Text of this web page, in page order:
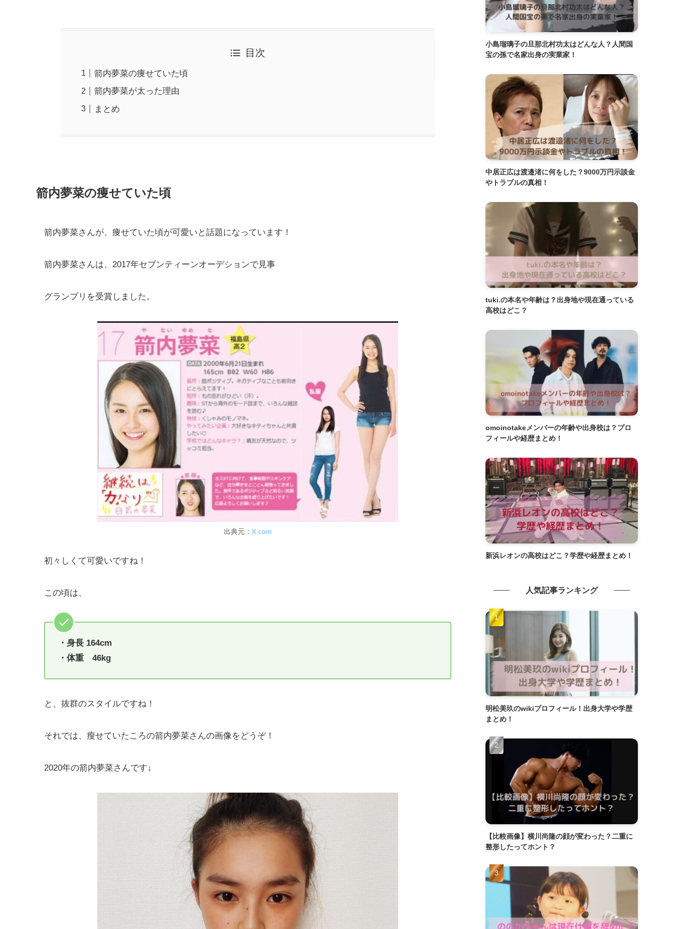
目次
箭内夢菜の痩せていた頃
箭内夢菜が太った理由
まとめ
箭内夢菜の痩せていた頃
箭内夢菜さんが、痩せていた頃が可愛いと話題になっています！
箭内夢菜さんは、2017年セブンティーンオーデションで見事
グランプリを受賞しました。
出典元： X.com
初々しくて可愛いですね！
この頃は、
・身長 164cm
・体重 46kg
と、抜群のスタイルですね！
それでは、瘦せていたころの箭内夢菜さんの画像をどうぞ！
2020年の箭内夢菜さんです↓
小島瑠璃子の旦那北村功太はどんな人？人間国
宝の孫で名家出身の実業家！
中居正広は渡邉渚に何をした？9000万円示談金
やトラブルの真相！
tuki.の本名や年齢は？出身地や現在通っている
高校はどこ？
omoinotakeメンバーの年齢や出身校は？プロ
フィールや経歴まとめ！
新浜レオンの高校はどこ？学歴や経歴まとめ！
人気記事ランキング
明松美玖のwikiプロフィール！出身大学や学歴
まとめ！
【比較画像】横川尚隆の顔が変わった？二重に
整形したってホント？